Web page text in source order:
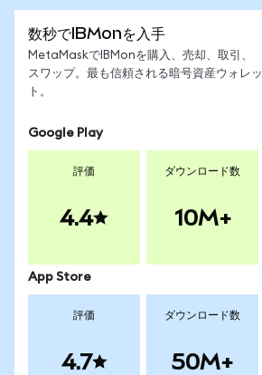
数秒でIBMonを入手
MetaMaskでIBMonを購入、売却、取引、
スワップ。最も信頼される暗号資産ウォレッ
ト。
Google Play
評価
4.4
ダウンロード数
10M+
App Store
評価
4.7
ダウンロード数
50M+